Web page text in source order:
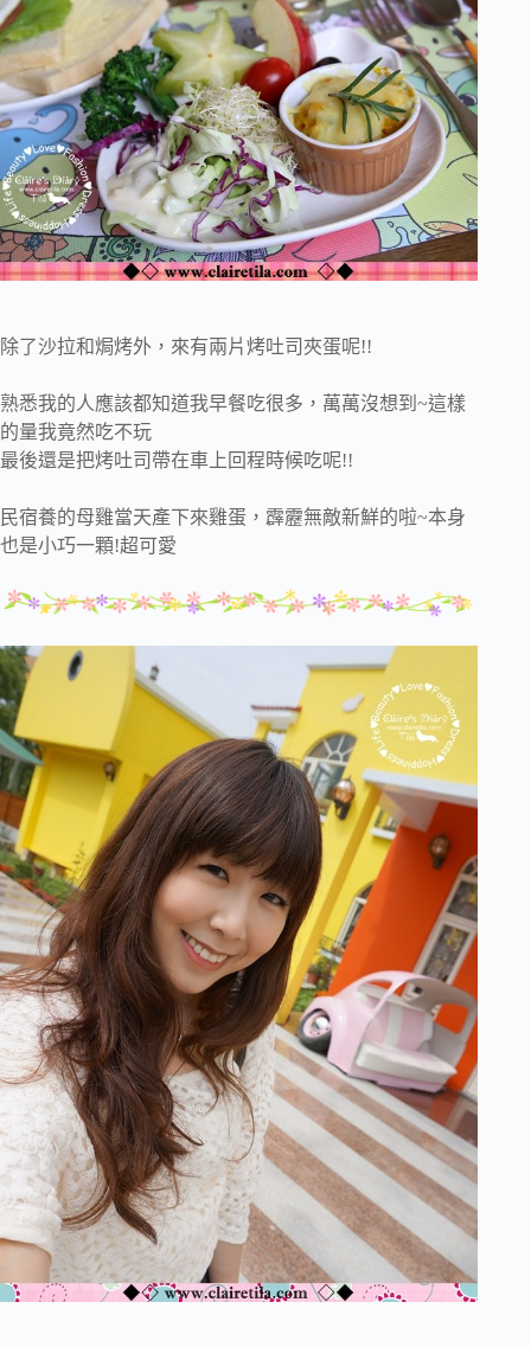
除了沙拉和焗烤外，來有兩片烤吐司夾蛋呢!!
熟悉我的人應該都知道我早餐吃很多，萬萬沒想到~這樣
的量我竟然吃不玩
最後還是把烤吐司帶在車上回程時候吃呢!!
民宿養的母雞當天產下來雞蛋，霹靂無敵新鮮的啦~本身
也是小巧一顆!超可愛